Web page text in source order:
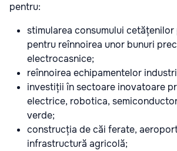
pentru:
stimularea consumului
pentru reînnoirea unor bunuri
electrocasnice;
reînnoirea echipamentelor
investiții în sectoare inovatoare
electrice, robotica,
verde;
construcția de căi ferate,
infrastructură agricolă;